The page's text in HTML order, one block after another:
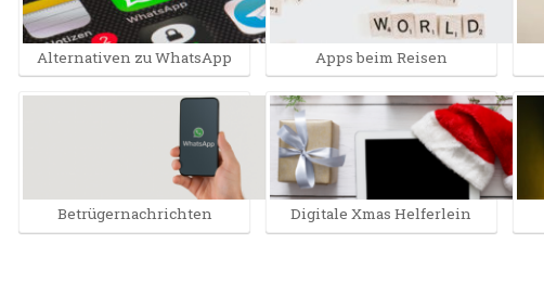
Alternativen zu WhatsApp
Betrügernachrichten
Apps beim Reisen
Digitale Xmas Helferlein